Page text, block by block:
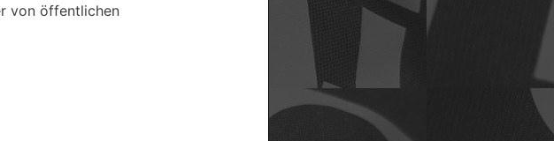
von öffentlichen